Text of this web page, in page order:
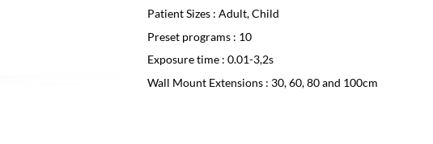
Patient Sizes : Adult, Child
Preset programs : 10
Exposure time : 0.01-3,2s
Wall Mount Extensions : 30, 60, 80 and 100cm